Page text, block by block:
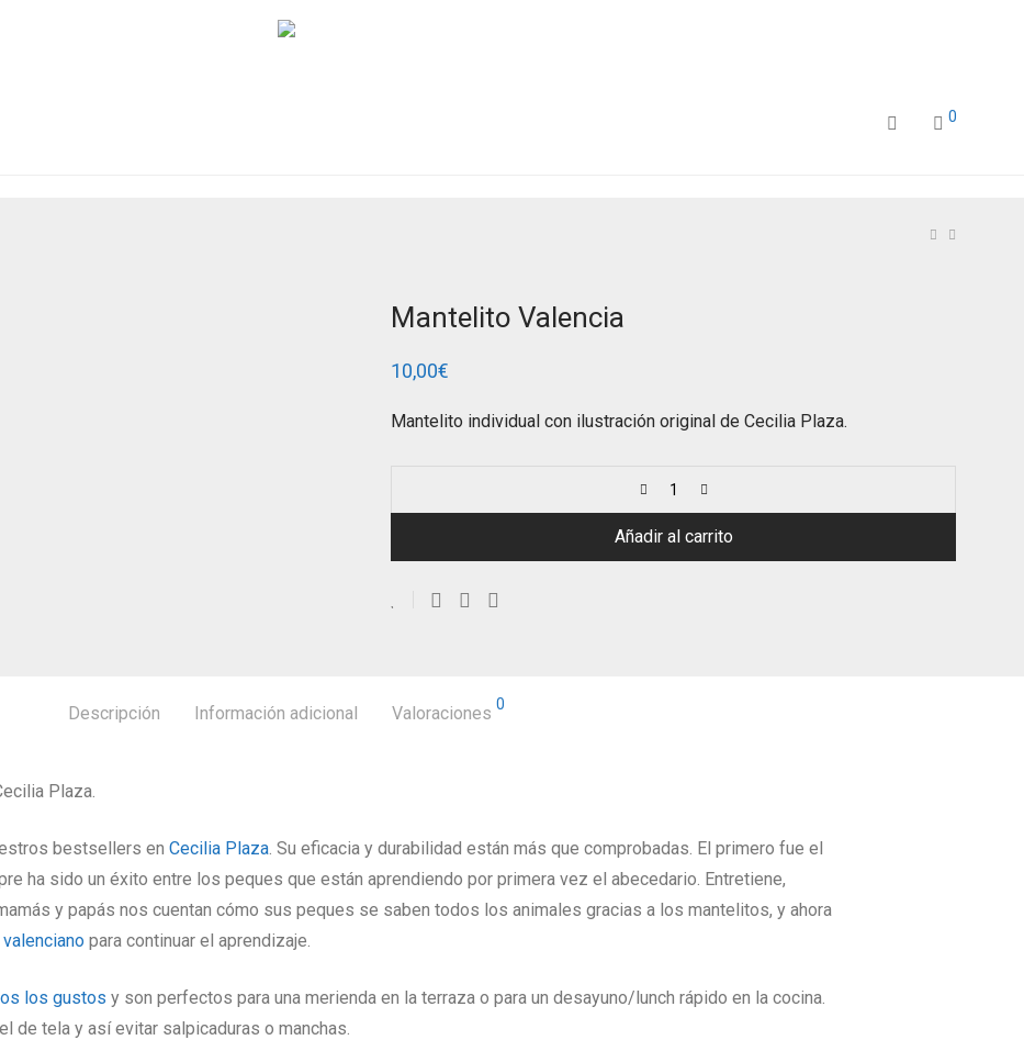
0
Mantelito Valencia
10,00€
Mantelito individual con ilustración original de Cecilia Plaza.
Añadir al carrito
Descripción Información adicional Valoraciones 0
Plaza.
bestsellers en Cecilia Plaza. Su eficacia y durabilidad están más que comprobadas. El primero fue el
ha sido un éxito entre los peques que están aprendiendo por primera vez el abecedario. Entretiene,
y papás nos cuentan cómo sus peques se saben todos los animales gracias a los mantelitos, y ahora
valenciano para continuar el aprendizaje.
los gustos y son perfectos para una merienda en la terraza o para un desayuno/lunch rápido en la cocina.
de tela y así evitar salpicaduras o manchas.